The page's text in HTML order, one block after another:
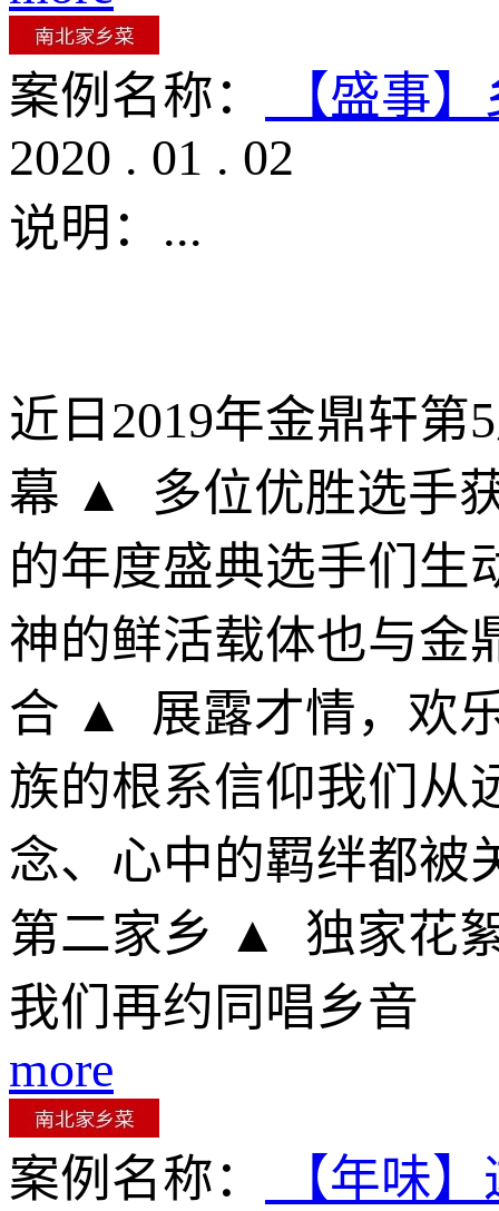
案例名称：
【盛事
2020 . 01 . 02
说明： ...
近日2019年金鼎轩
幕 ▲ 多位优胜选手
的年度盛典选手们生
神的鲜活载体也与金
合 ▲ 展露才情，欢
族的根系信仰我们从
念、心中的羁绊都被
第二家乡 ▲ 独家花
我们再约同唱乡音
more
案例名称：
【年味